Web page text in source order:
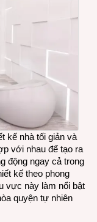
kế nhà tối giản và
với nhau để tạo ra
động ngay cả trong
kế theo phong
vực này làm nổi bật
quyện tự nhiên